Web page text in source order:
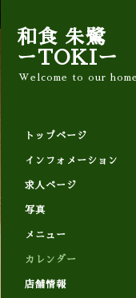
和食 朱鷺
ーTOKIー
Welcome to our
トップページ
インフォメーション
求人ページ
写真
メニュー
カレンダー
店舗情報